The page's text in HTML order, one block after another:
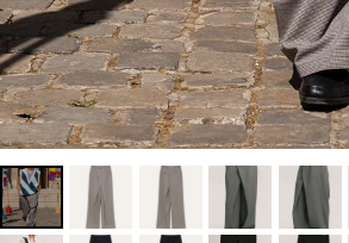
S
T
W
Y
【LADIES】ITEM LIST
OUTER / コート,ブルゾン,ジャケット
TOPS / カットソー,ブラウス,ニット
BOTTOMS / パンツ,スカート
DRESSES / ワンピース
BAG / バッグ
SHOES / スニーカー,ブーツ,サンダル
SOX,TIGHTS / ソックス,タイツ